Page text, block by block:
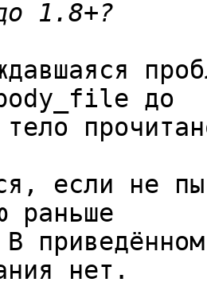
до
если не
раньше
нет.